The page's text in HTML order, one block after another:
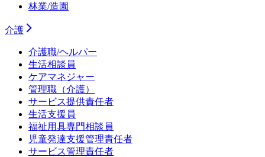
林業/造園
介護
介護職/ヘルパー
生活相談員
ケアマネジャー
管理職（介護）
サービス提供責任者
生活支援員
福祉用具専門相談員
児童発達支援管理責任者
サービス管理責任者